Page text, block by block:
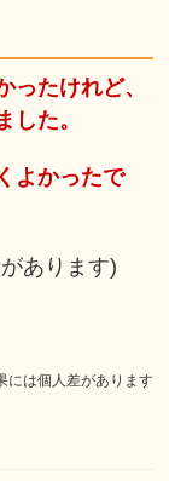
ったけれど、
した。
よかったで
あります)
には個人差があります